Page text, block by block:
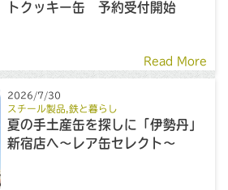
トクッキー缶 予約受付開始
Read More
2026/7/30
スチール製品 ,鉄と暮らし
夏の手土産缶を探しに「伊勢丹」
新宿店へ～レア缶セレクト～